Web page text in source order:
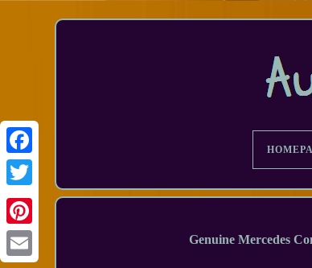
Facebook
Genuine Mercedes